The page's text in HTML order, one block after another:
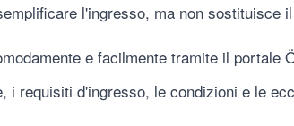
l'ingresso, ma non
e facilmente tramite il
i requisiti d'ingresso, le condizioni e le